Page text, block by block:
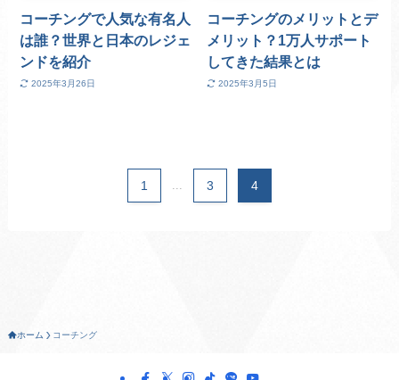
コーチングで人気な有名人
は誰？世界と日本のレジェ
ンドを紹介
2025年3月26日
コーチングのメリットとデ
メリット？1万人サポート
してきた結果とは
2025年3月5日
1 3 4
ホーム コーチング